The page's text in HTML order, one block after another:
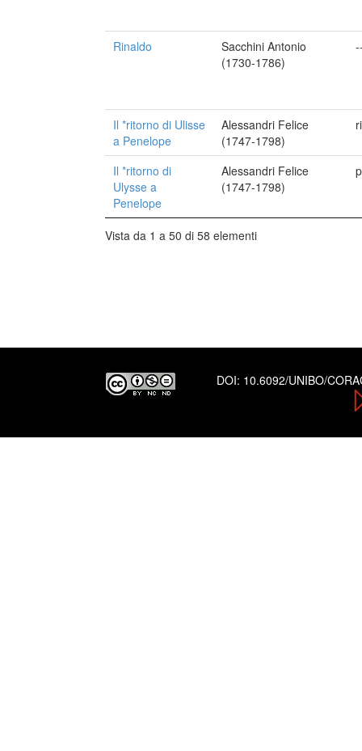
Rinaldo
Sacchini Antonio
(1730-1786)
Il *ritorno di Ulisse
a Penelope
Alessandri Felice
(1747-1798)
Il *ritorno di
Ulysse a
Penelope
Alessandri Felice
(1747-1798)
Vista da 1 a 50 di 58 elementi
DOI: 10.6092/UNIBO/